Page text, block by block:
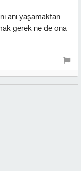
anı yaşamaktan
gerek ne de ona